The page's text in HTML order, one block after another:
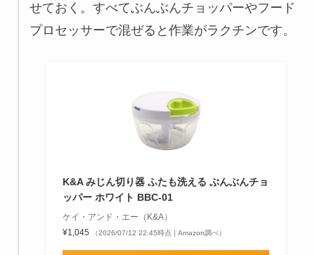
せておく。すべてぶんぶんチョッパーやフード
プロセッサーで混ぜると作業がラクチンです。
K&A みじん切り器 ふたも洗える ぶんぶんチョ
ッパー ホワイト BBC-01
ケイ・アンド・エー（K&A）
¥1,045
（2026/07/12 22:45時点 | Amazon調べ）